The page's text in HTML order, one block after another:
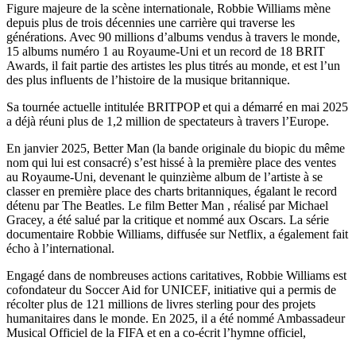
Figure majeure de la scène internationale, Robbie Williams mène
depuis plus de trois décennies une carrière qui traverse les
générations. Avec 90 millions d’albums vendus à travers le monde,
15 albums numéro 1 au Royaume-Uni et un record de 18 BRIT
Awards, il fait partie des artistes les plus titrés au monde, et est l’un
des plus influents de l’histoire de la musique britannique.
Sa tournée actuelle intitulée BRITPOP et qui a démarré en mai 2025
a déjà réuni plus de 1,2 million de spectateurs à travers l’Europe.
En janvier 2025, Better Man (la bande originale du biopic du même
nom qui lui est consacré) s’est hissé à la première place des ventes
au Royaume-Uni, devenant le quinzième album de l’artiste à se
classer en première place des charts britanniques, égalant le record
détenu par The Beatles. Le film Better Man , réalisé par Michael
Gracey, a été salué par la critique et nommé aux Oscars. La série
documentaire Robbie Williams, diffusée sur Netflix, a également fait
écho à l’international.
Engagé dans de nombreuses actions caritatives, Robbie Williams est
cofondateur du Soccer Aid for UNICEF, initiative qui a permis de
récolter plus de 121 millions de livres sterling pour des projets
humanitaires dans le monde. En 2025, il a été nommé Ambassadeur
Musical Officiel de la FIFA et en a co-écrit l’hymne officiel,